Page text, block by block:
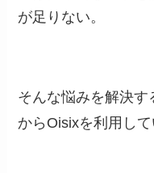
が足りない。
そんな悩みを解決
からOisixを利用して